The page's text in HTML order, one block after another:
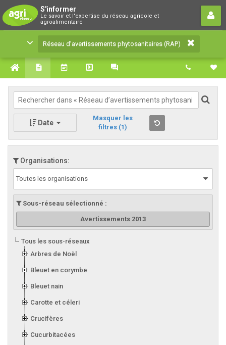
S'informer
Le savoir et l'expertise du réseau agricole et
agroalimentaire
Réseau d’avertissements
phytosanitaires (RAP)
Le savoir et l'expertise du réseau agricole et
agroalimentaire
Réseau d’avertissements phytosanitaires (RAP)
Date
Masquer les
filtres (1)
Organisations:
Toutes les organisations
Sous-réseau sélectionné :
Avertissements 2013
Tous les sous-réseaux
Arbres de Noël
Bleuet en corymbe
Bleuet nain
Carotte et céleri
Crucifères
Cucurbitacées